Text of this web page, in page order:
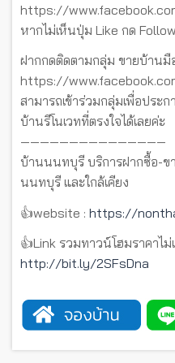
https://
หากไม่เห็นปุ่ม Like กด
ฝากกดติดตามกลุ่ม ขายบ้านมื
https://
สามารถเข้าร่วมกลุ่มเพื่อประ
บ้านรีโนเวทที่ตรงใจได้เลยค่ะ
———————————————
บ้านนนทบุรี บริการฝากซื้อ-ข
นนทบุรี และใกล้เคียง
👍website : https://
👍Link รวมทาวน์โฮมราคาไ
http://bit.ly/2SFsDna